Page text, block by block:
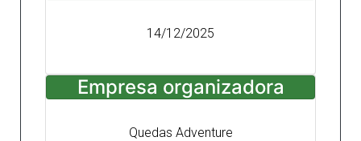
14/12/2025
Empresa organizadora
Quedas Adventure